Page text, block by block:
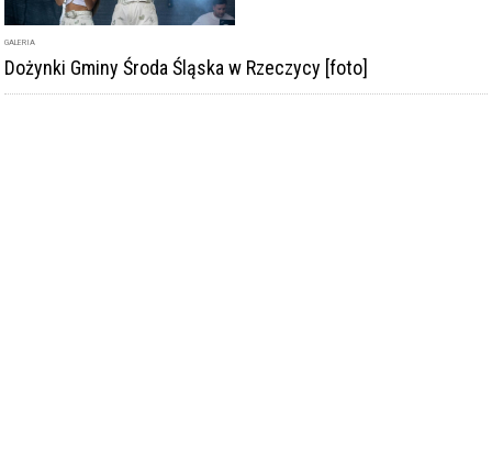
GALERIA
Dożynki Gminy Środa Śląska w Rzeczycy [foto]